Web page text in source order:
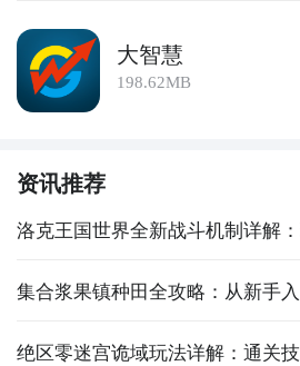
大智慧
198.62MB
资讯推荐
洛克王国世界全新战斗机制详解
集合浆果镇种田全攻略：从新手
绝区零迷宫诡域玩法详解：通关